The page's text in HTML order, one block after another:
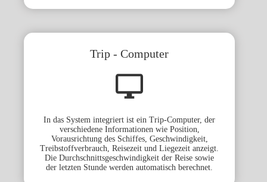
Trip - Computer
In das System integriert ist ein Trip-Computer, der
verschiedene Informationen wie Position,
Vorausrichtung des Schiffes, Geschwindigkeit,
Treibstoffverbrauch, Reisezeit und Liegezeit anzeigt.
Die Durchschnittsgeschwindigkeit der Reise sowie
der letzten Stunde werden automatisch berechnet.